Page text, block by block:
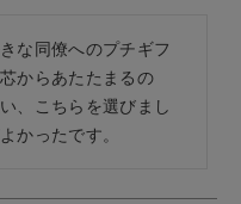
な同僚へのプチギフ
からあたたまるの
、こちらを選びまし
かったです。